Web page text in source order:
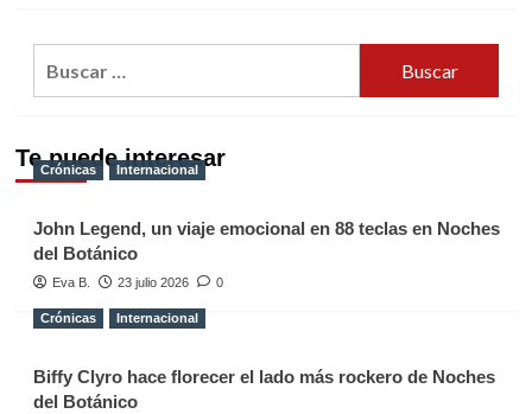
Te puede interesar
Crónicas Internacional
John Legend, un viaje emocional en 88 teclas en Noches
del Botánico
Eva B. 23 julio 2026 0
Crónicas Internacional
Biffy Clyro hace florecer el lado más rockero de Noches
del Botánico